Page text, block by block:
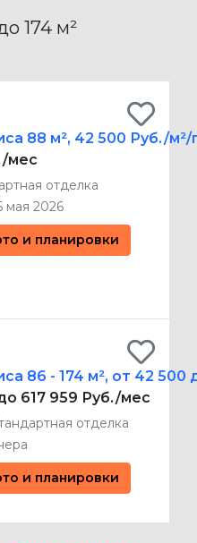
174 м²
88 м², 42 500 Руб./м²/
мес
отделка
мая 2026
и планировки
86 - 174 м², от 42 500
617 959 Руб./мес
отделка
и планировки